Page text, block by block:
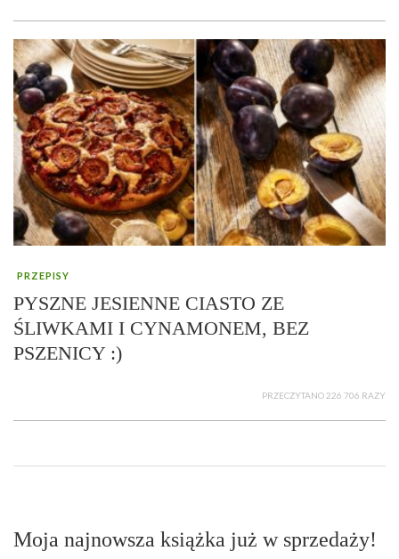
PRZEPISY
PYSZNE JESIENNE CIASTO ZE
ŚLIWKAMI I CYNAMONEM, BEZ
PSZENICY :)
PRZECZYTANO 226 706 RAZY
Moja najnowsza książka już w sprzedaży!